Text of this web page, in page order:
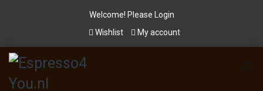
Welcome! Please
Login
Wishlist
My account